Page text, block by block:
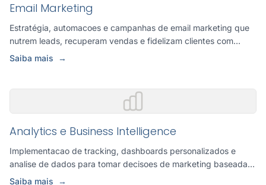
Email Marketing
Estratégia, automacoes e campanhas de email marketing que
nutrem leads, recuperam vendas e fidelizam clientes com
comuni...
Saiba mais →
Analytics e Business Intelligence
Implementacao de tracking, dashboards personalizados e
analise de dados para tomar decisoes de marketing baseadas
em evi...
Saiba mais →